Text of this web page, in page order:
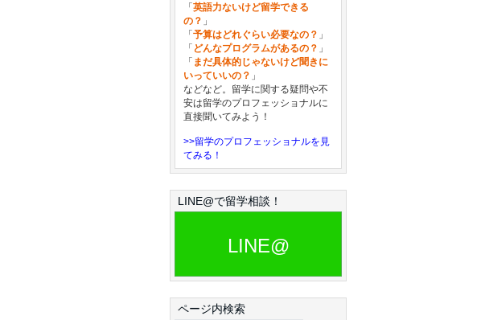
「 英語力ないけど留学できる
の？ 」
「 予算はどれぐらい必要なの？ 」
「 どんなプログラムがあるの？ 」
「 まだ具体的じゃないけど聞きに
いっていいの？ 」
などなど。留学に関する疑問や不
安は留学のプロフェッショナルに
直接聞いてみよう！
>>留学のプロフェッショナルを見
てみる！
LINE@で留学相談！
LINE@
ページ内検索